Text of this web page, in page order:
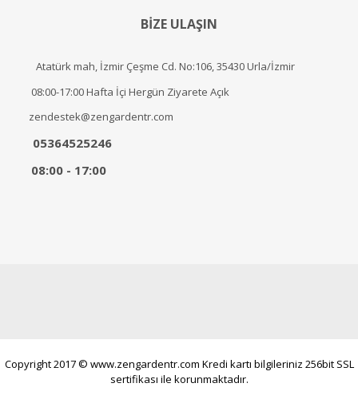
BİZE ULAŞIN
Atatürk mah, İzmir Çeşme Cd. No:106, 35430 Urla/İzmir
08:00-17:00 Hafta İçi Hergün Ziyarete Açık
zendestek@zengardentr.com
05364525246
08:00 - 17:00
Copyright 2017 © www.zengardentr.com Kredi kartı bilgileriniz 256bit SSL
sertifikası ile korunmaktadır.